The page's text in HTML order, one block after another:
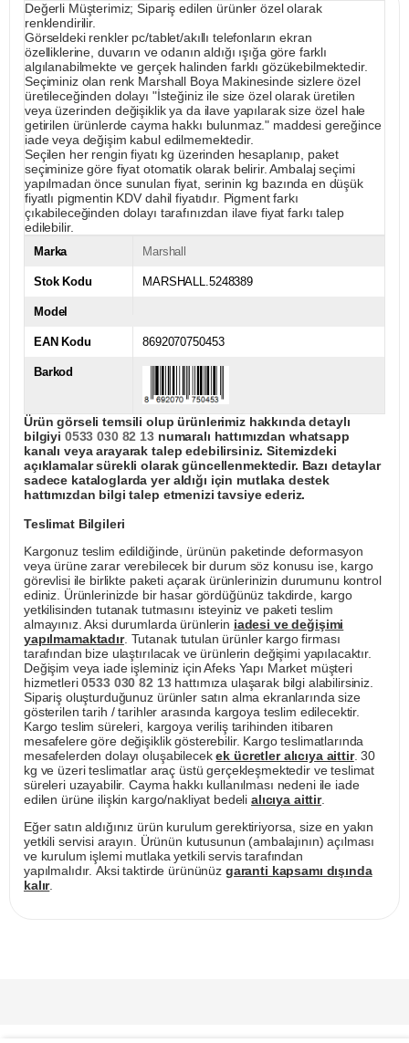
Değerli Müşterimiz; Sipariş edilen ürünler özel olarak
renklendirilir.
Görseldeki renkler pc/tablet/akıllı telefonların ekran
özelliklerine, duvarın ve odanın aldığı ışığa göre farklı
algılanabilmekte ve gerçek halinden farklı gözükebilmektedir.
Seçiminiz olan renk Marshall Boya Makinesinde sizlere özel
üretileceğinden dolayı "İsteğiniz ile size özel olarak üretilen
veya üzerinden değişiklik ya da ilave yapılarak size özel hale
getirilen ürünlerde cayma hakkı bulunmaz." maddesi gereğince
iade veya değişim kabul edilmemektedir.
Seçilen her rengin fiyatı kg üzerinden hesaplanıp, paket
seçiminize göre fiyat otomatik olarak belirir. Ambalaj seçimi
yapılmadan önce sunulan fiyat, serinin kg bazında en düşük
fiyatlı pigmentin KDV dahil fiyatıdır. Pigment farkı
çıkabileceğinden dolayı tarafınızdan ilave fiyat farkı talep
edilebilir.
Marka Marshall
Stok Kodu MARSHALL.5248389
Model
EAN Kodu 8692070750453
Barkod
Ürün görseli temsili olup ürünlerimiz hakkında detaylı
bilgiyi 0533 030 82 13numaralı hattımızdan whatsapp
kanalı veya arayarak talep edebilirsiniz. Sitemizdeki
açıklamalar sürekli olarak güncellenmektedir. Bazı detaylar
sadece kataloglarda yer aldığı için mutlaka destek
hattımızdan bilgi talep etmenizi tavsiye ederiz.
Teslimat Bilgileri
Kargonuz teslim edildiğinde, ürünün paketinde deformasyon
veya ürüne zarar verebilecek bir durum söz konusu ise, kargo
görevlisi ile birlikte paketi açarak ürünlerinizin durumunu kontrol
ediniz. Ürünlerinizde bir hasar gördüğünüz takdirde, kargo
yetkilisinden tutanak tutmasını isteyiniz ve paketi teslim
almayınız. Aksi durumlarda ürünlerin iadesi ve değişimi
yapılmamaktadır. Tutanak tutulan ürünler kargo firması
tarafından bize ulaştırılacak ve ürünlerin değişimi yapılacaktır.
Değişim veya iade işleminiz için Afeks Yapı Market müşteri
hizmetleri0533 030 82 13hattımıza ulaşarak bilgi alabilirsiniz.
Sipariş oluşturduğunuz ürünler satın alma ekranlarında size
gösterilen tarih / tarihler arasında kargoya teslim edilecektir.
Kargo teslim süreleri, kargoya veriliş tarihinden itibaren
mesafelere göre değişiklik gösterebilir. Kargo teslimatlarında
mesafelerden dolayı oluşabilecekek ücretler alıcıya aittir. 30
kg ve üzeri teslimatlar araç üstü gerçekleşmektedir ve teslimat
süreleri uzayabilir. Cayma hakkı kullanılması nedeni ile iade
edilen ürüne ilişkin kargo/nakliyat bedeli alıcıya aittir.
Eğer satın aldığınız ürün kurulum gerektiriyorsa, size en yakın
yetkili servisi arayın. Ürünün kutusunun (ambalajının) açılması
ve kurulum işlemi mutlaka yetkili servis tarafından
yapılmalıdır. Aksi taktirde ürününüz garanti kapsamı dışında
kalır.